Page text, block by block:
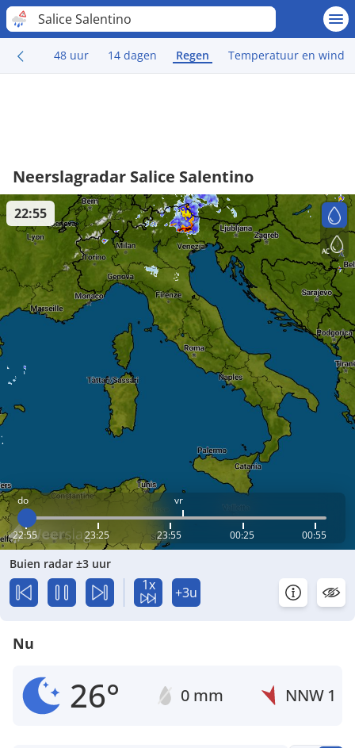
Salice Salentino
48 uur 14 dagen Regen Temperatuur en wind
Neerslagradar Salice Salentino
do vr
22:55 23:25 23:55 00:25 00:55
22:55
Buien radar ±3 uur
1x +3u
Nu
26° 0 mm NNW 1